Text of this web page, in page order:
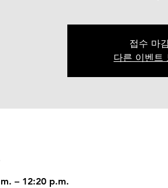
접수 마
다른 이벤트
– 12:20 p.m.